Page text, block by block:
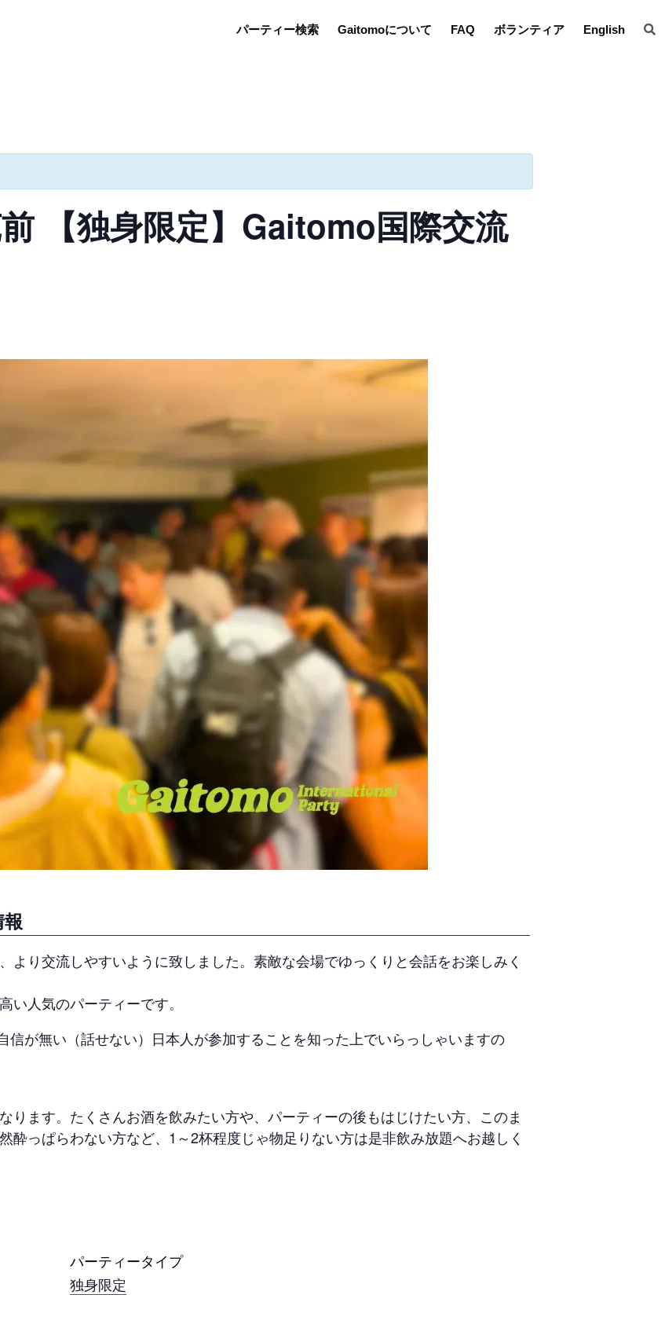
パーティー検索 Gaitomoについて FAQ ボランティア English
【独身限定】Gaitomo国際交流
より交流しやすいように致しました。素敵な会場でゆっくりと会話をお楽しみく
い人気のパーティーです。
信が無い（話せない）日本人が参加することを知った上でいらっしゃいますの
ります。たくさんお酒を飲みたい方や、パーティーの後もはじけたい方、このま
酔っぱらわない方など、1～2杯程度じゃ物足りない方は是非飲み放題へお越しく
パーティータイプ
独身限定